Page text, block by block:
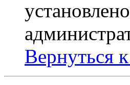
Вернуться